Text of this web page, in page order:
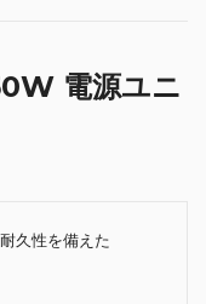
電源ユニ
久性を備えた